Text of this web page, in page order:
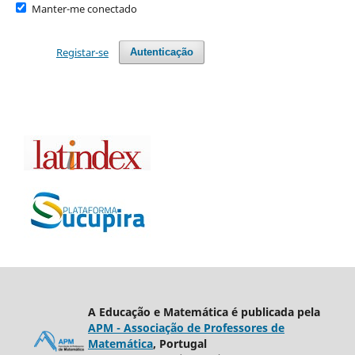
Manter-me conectado
Autenticação
Registar-se
A Educação e Matemática é publicada pela
APM - Associação de Professores de
Matemática, Portugal